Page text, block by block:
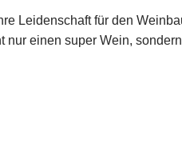
Leidenschaft für den
einen super Wein,